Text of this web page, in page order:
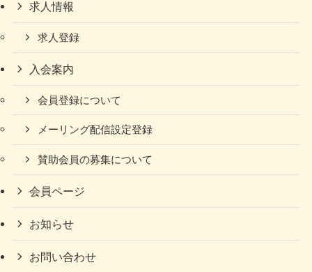
求人情報
求人登録
入会案内
会員登録について
メーリング配信設定登録
賛助会員の募集について
会員ページ
お知らせ
お問い合わせ